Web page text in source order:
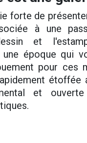
forte de
à une
et
une époque qui
pour ces
étoffée
et